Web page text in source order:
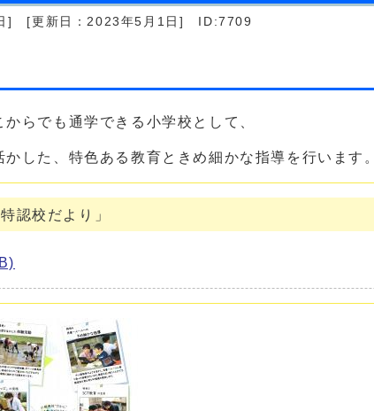
] [更新日：2023年5月1日] ID:7709
らでも通学できる小学校として、
した、特色ある教育ときめ細かな指導を行います。
認校だより」